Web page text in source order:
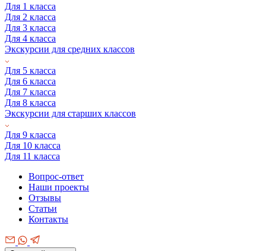
Для 1 класса
Для 2 класса
Для 3 класса
Для 4 класса
Экскурсии для средних классов
Для 5 класса
Для 6 класса
Для 7 класса
Для 8 класса
Экскурсии для старших классов
Для 9 класса
Для 10 класса
Для 11 класса
Вопрос-ответ
Наши проекты
Отзывы
Статьи
Контакты